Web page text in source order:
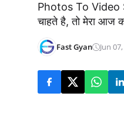
Photos To Video
चाहते है, तो मेरा आज
Fast Gyan Jun